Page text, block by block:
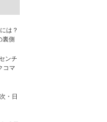
は？
裏側
ンチ
コマ
・日